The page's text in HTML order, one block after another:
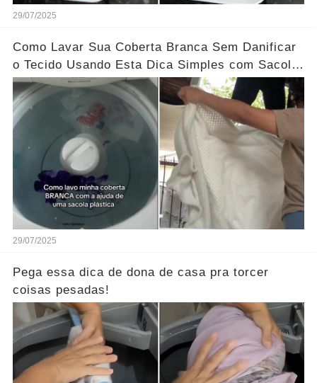
29/07/2025
Como Lavar Sua Coberta Branca Sem Danificar
o Tecido Usando Esta Dica Simples com Sacola
Plástica!
29/07/2025
Pega essa dica de dona de casa pra torcer
coisas pesadas!